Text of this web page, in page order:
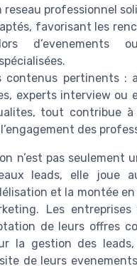
reseau professionnel
favorisant les
d’evenements
contenus pertinents :
experts interview ou
tout contribue
des
n’est pas seulement
leads, elle joue
et la montée
Les
de leurs offres
la gestion des leads,
de leurs